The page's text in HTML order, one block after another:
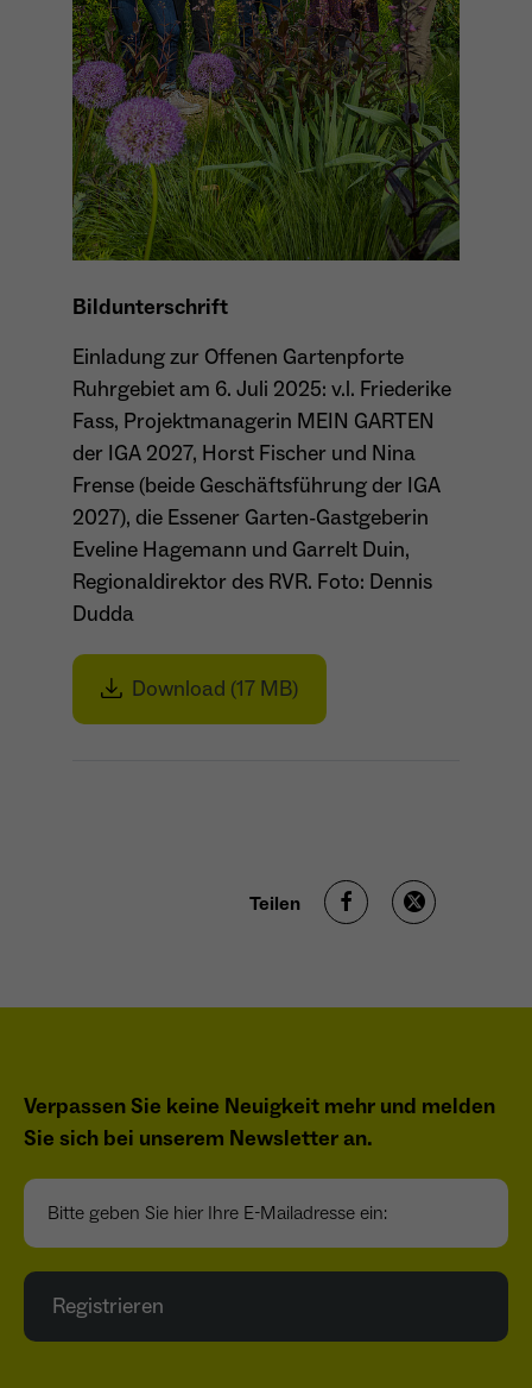
Bildunterschrift
Einladung zur Offenen Gartenpforte
Ruhrgebiet am 6. Juli 2025: v.l. Friederike
Fass, Projektmanagerin MEIN GARTEN
der IGA 2027, Horst Fischer und Nina
Frense (beide Geschäftsführung der IGA
2027), die Essener Garten-Gastgeberin
Eveline Hagemann und Garrelt Duin,
Regionaldirektor des RVR. Foto: Dennis
Dudda
Download (17 MB)
Teilen
Verpassen Sie keine Neuigkeit mehr und melden
Sie sich bei unserem Newsletter an.
Bitte geben Sie hier Ihre E-Mailadresse ein:
Registrieren